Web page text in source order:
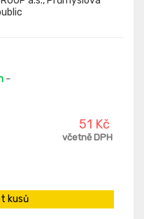
-
51 Kč
včetně DPH
kusů